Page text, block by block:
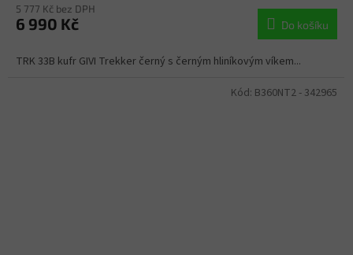
5 777 Kč bez DPH
6 990 Kč Do košíku
TRK 33B kufr GIVI Trekker černý s černým hliníkovým víkem...
Kód: B360NT2 - 342965